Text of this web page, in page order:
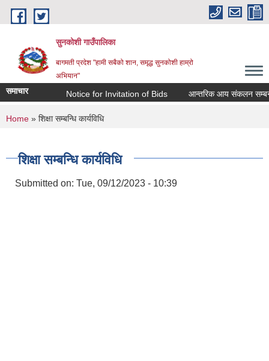
Skip to main content
सुनकोशी गाउँपालिका
बागमती प्रदेश "हामी सबैको शान, समृद्ध सुनकोशी हाम्रो
अभियान"
समाचार Notice for Invitation of Bids आन्तरिक आय संकलन सम्बन्धी
You are here
Home » शिक्षा सम्बन्धि कार्यविधि
शिक्षा सम्बन्धि कार्यविधि
Submitted on: Tue, 09/12/2023 - 10:39